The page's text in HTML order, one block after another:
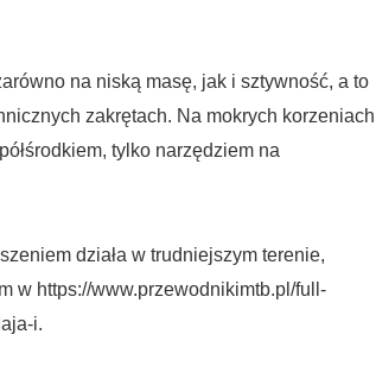
na niską masę, jak i sztywność, a to
zakrętach. Na mokrych korzeniach
tylko narzędziem na
działa w trudniejszym terenie,
w https://www.przewodnikimtb.pl/full-
i.